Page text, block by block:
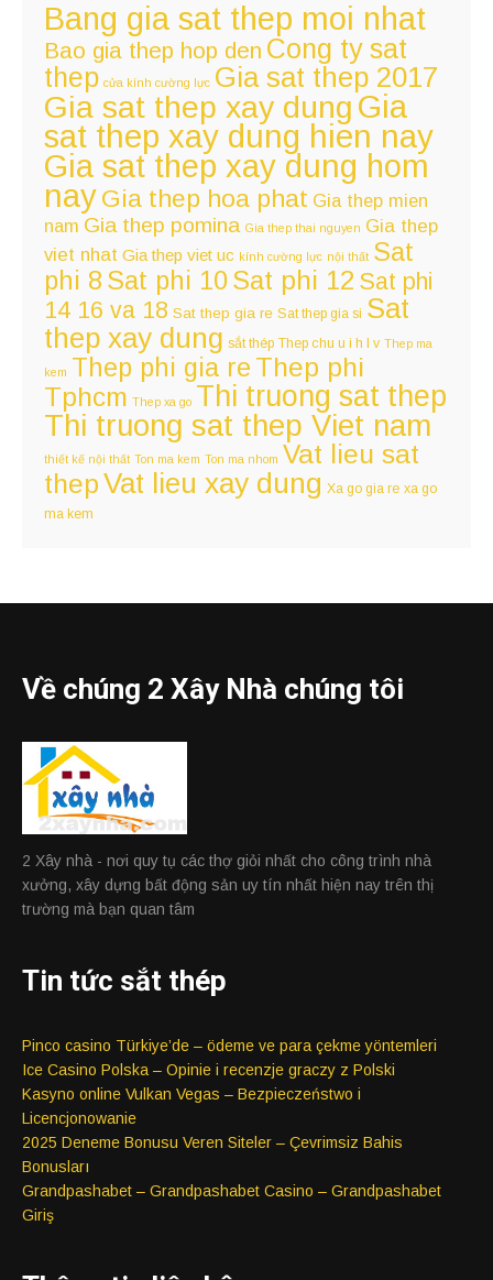
Bang gia sat thep moi nhat
Bao gia thep hop den Cong ty sat
thep cửa kính cường lực Gia sat thep 2017
Gia sat thep xay dung Gia
sat thep xay dung hien nay
Gia sat thep xay dung hom
nayGia thep hoa phat Gia thep mien
nam Gia thep pomina Gia thep thai nguyen Gia thep
viet nhat Gia thep viet uc kính cường lực nội thất Sat
phi 8 Sat phi 10Sat phi 12 Sat phi
14 16 va 18 Sat thep gia re Sat thep gia si Sat
thep xay dung sắt thép Thep chu u i h l v Thep ma
kem Thep phi gia re Thep phi
Tphcm Thep xa go Thi truong sat thep
Thi truong sat thep Viet nam
thiết kế nội thất Ton ma kem Ton ma nhom Vat lieu sat
thepVat lieu xay dung Xa go gia re xa go
ma kem
Về chúng 2 Xây Nhà chúng tôi
2 Xây nhà - nơi quy tụ các thợ giỏi nhất cho công trình nhà
xưởng, xây dựng bất động sản uy tín nhất hiện nay trên thị
trường mà bạn quan tâm
Tin tức sắt thép
Pinco casino Türkiye’de – ödeme ve para çekme yöntemleri
Ice Casino Polska – Opinie i recenzje graczy z Polski
Kasyno online Vulkan Vegas – Bezpieczeństwo i
Licencjonowanie
2025 Deneme Bonusu Veren Siteler – Çevrimsiz Bahis
Bonusları
Grandpashabet – Grandpashabet Casino – Grandpashabet
Giriş